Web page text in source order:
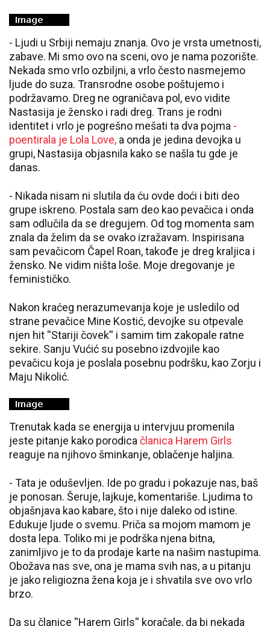
- Ljudi u Srbiji nemaju znanja. Ovo je vrsta umetnosti,
zabave. Mi smo ovo na sceni, ovo je nama pozorište.
Nekada smo vrlo ozbiljni, a vrlo često nasmejemo
ljude do suza. Transrodne osobe poštujemo i
podržavamo. Dreg ne ograničava pol, evo vidite
Nastasija je žensko i radi dreg. Trans je rodni
identitet i vrlo je pogrešno mešati ta dva pojma -
poentirala je Lola Love, a onda je jedina devojka u
grupi, Nastasija objasnila kako se našla tu gde je
danas.
- Nikada nisam ni slutila da ću ovde doći i biti deo
grupe iskreno. Postala sam deo kao pevačica i onda
sam odlučila da se dregujem. Od tog momenta sam
znala da želim da se ovako izražavam. Inspirisana
sam pevačicom Čapel Roan, takođe je dreg kraljica i
žensko. Ne vidim ništa loše. Moje dregovanje je
feminističko.
Nakon kraćeg nerazumevanja koje je usledilo od
strane pevačice Mine Kostić, devojke su otpevale
njen hit ''Stariji čovek'' i samim tim zakopale ratne
sekire. Sanju Vućić su posebno izdvojile kao
pevačicu koja je poslala posebnu podršku, kao Zorju i
Maju Nikolić.
Trenutak kada se energija u intervjuu promenila
jeste pitanje kako porodicačlanica Harem Girls
reaguje na njihovo šminkanje, oblačenje haljina.
- Tata je oduševljen. Ide po gradu i pokazuje nas, baš
je ponosan. Šeruje, lajkuje, komentariše. Ljudima to
objašnjava kao kabare, što i nije daleko od istine.
Edukuje ljude o svemu. Priča sa mojom mamom je
dosta lepa. Toliko mi je podrška njena bitna,
zanimljivo je to da prodaje karte na našim nastupima.
Obožava nas sve, ona je mama svih nas, a u pitanju
je jako religiozna žena koja je i shvatila sve ovo vrlo
brzo.
Da su članice ''Harem Girls'' koračale, da bi nekada